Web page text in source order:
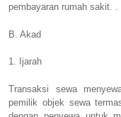
pembayaran rumah sakit. .
B. Akad
1. Ijarah
Transaksi sewa
pemilik objek sewa